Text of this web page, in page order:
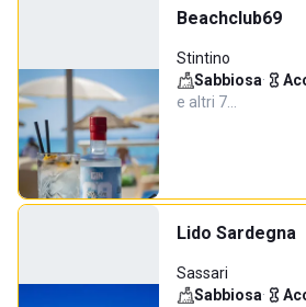
Beachclub69
Stintino
Sabbiosa·
e altri 7…
Lido Sardegna
Sassari
Sabbiosa·